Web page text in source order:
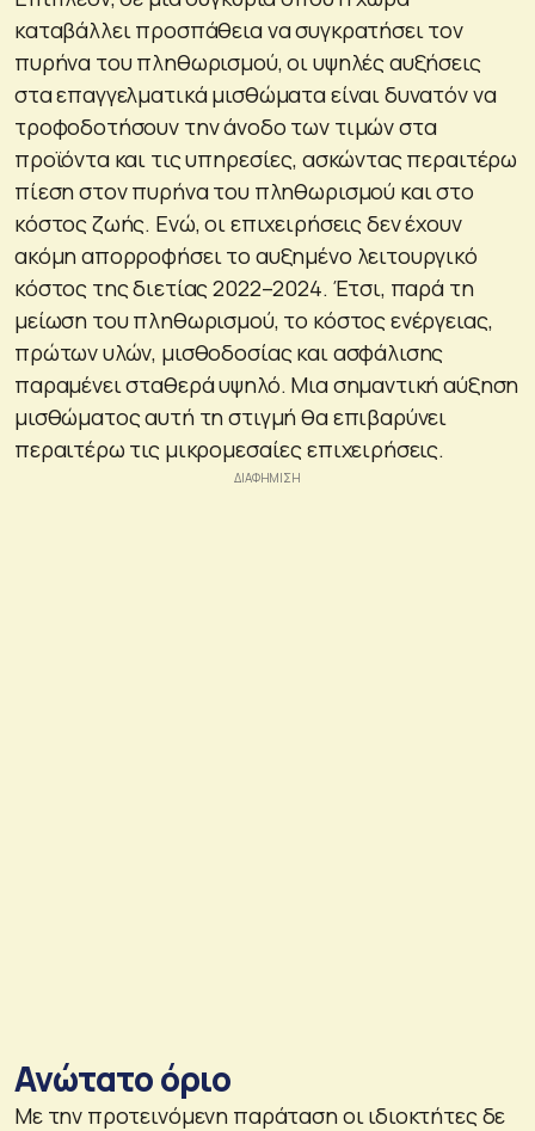
καταβάλλει προσπάθεια να συγκρατήσει τον
πυρήνα του πληθωρισμού, οι υψηλές αυξήσεις
στα επαγγελματικά μισθώματα είναι δυνατόν να
τροφοδοτήσουν την άνοδο των τιμών στα
προϊόντα και τις υπηρεσίες, ασκώντας περαιτέρω
πίεση στον πυρήνα του πληθωρισμού και στο
κόστος ζωής. Ενώ, οι επιχειρήσεις δεν έχουν
ακόμη απορροφήσει το αυξημένο λειτουργικό
κόστος της διετίας 2022–2024. Έτσι, παρά τη
μείωση του πληθωρισμού, το κόστος ενέργειας,
πρώτων υλών, μισθοδοσίας και ασφάλισης
παραμένει σταθερά υψηλό. Μια σημαντική αύξηση
μισθώματος αυτή τη στιγμή θα επιβαρύνει
περαιτέρω τις μικρομεσαίες επιχειρήσεις.
Ανώτατο όριο
Με την προτεινόμενη παράταση οι ιδιοκτήτες δε